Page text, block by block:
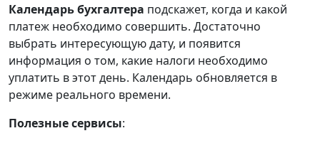
Календарьбухгалтера подскажет, когда и какой
платеж необходимо совершить. Достаточно
выбрать интересующую дату, и появится
информация о том, какие налоги необходимо
уплатить в этот день. Календарь обновляется в
режиме реального времени.
Полезные сервисы: